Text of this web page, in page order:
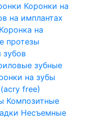
Коронки на
на имплантах
Коронка на
протезы
зубные
на зубы
free)
Композитные
Несъемные